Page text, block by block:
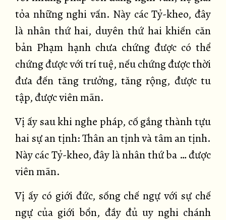
tỏa những nghi vấn. Này các Tỷ-kheo, đây
là nhân thứ hai, duyên thứ hai khiến căn
bản Phạm hạnh chưa chứng được có thể
chứng được với trí tuệ, nếu chứng được thời
đưa đến tăng trưởng, tăng rộng, được tu
tập, được viên mãn.
Vị ấy sau khi nghe pháp, cố gắng thành tựu
hai sự an tịnh: Thân an tịnh và tâm an tịnh.
Này các Tỷ-kheo, đây là nhân thứ ba … được
viên mãn.
Vị ấy có giới đức, sống chế ngự với sự chế
ngự của giới bổn, đầy đủ uy nghi chánh